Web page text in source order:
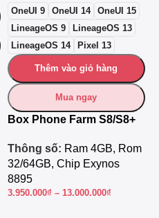
OneUI 9 OneUI 14
OneUI 15
LineageOS 9
LineageOS 13
LineageOS 14
Pixel 13
Thêm vào giỏ hàng
Mua ngay
Box Phone Farm S8/S8+
Thông số: Ram 4GB, Rom
32/64GB, Chip Exynos
8895
3.950.000₫ – 13.000.000₫